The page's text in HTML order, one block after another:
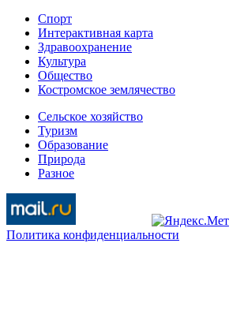
Спорт
Интерактивная карта
Здравоохранение
Культура
Общество
Костромское землячество
Сельское хозяйство
Туризм
Образование
Природа
Разное
Политика конфиденциальности